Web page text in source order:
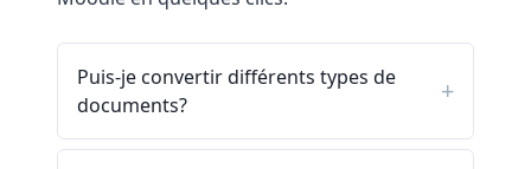
Puis-je convertir différents types de
documents?